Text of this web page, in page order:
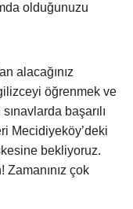
olduğunuzu
alacağınız
öğrenmek ve
başarılı
Mecidiyeköy’deki
bekliyoruz.
Zamanınız çok